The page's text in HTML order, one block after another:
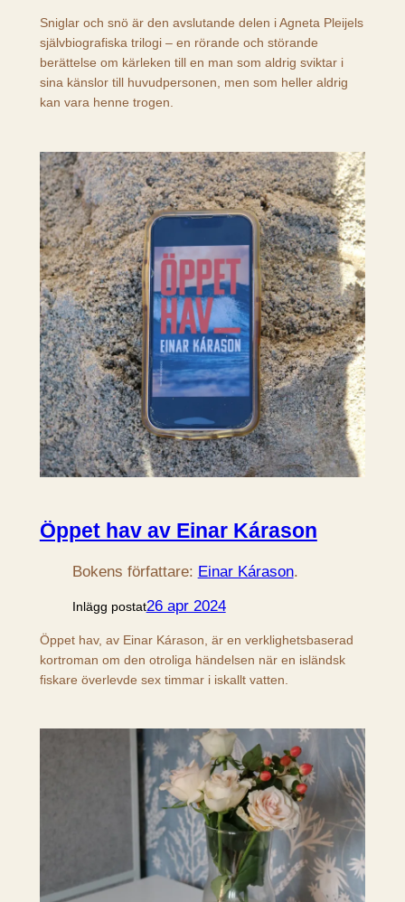
Sniglar och snö är den avslutande delen i Agneta Pleijels
självbiografiska trilogi – en rörande och störande
berättelse om kärleken till en man som aldrig sviktar i
sina känslor till huvudpersonen, men som heller aldrig
kan vara henne trogen.
Öppet hav av Einar Kárason
Bokens författare: Einar Kárason.
Inlägg postat26 apr 2024
Öppet hav, av Einar Kárason, är en verklighetsbaserad
kortroman om den otroliga händelsen när en isländsk
fiskare överlevde sex timmar i iskallt vatten.